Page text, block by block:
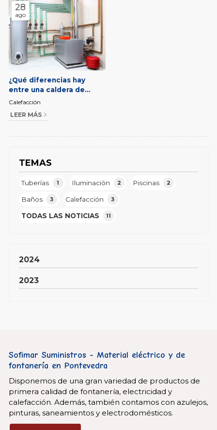
TEMAS
TODAS LAS NOTICIAS 11
Tuberías 1 Iluminación 2 Piscinas 2
Baños 3 Calefacción 3
28
ago
¿Qué diferencias hay
entre una caldera de
condensación, mixta, de
bajo consumo o gasoil?
Calefacción
LEER MÁS
2024
2023
Sofimar Suministros - Material eléctrico y de
fontanería en Pontevedra
Disponemos de una gran variedad de productos de
primera calidad de fontanería, electricidad y
calefacción. Además, también contamos con azulejos,
pinturas, saneamientos y electrodomésticos.